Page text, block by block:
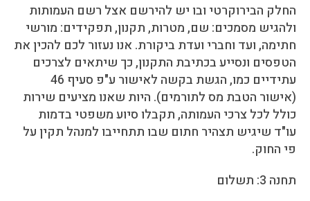
החלק הבירוקרטי ובו יש להירשם אצל רשם העמותות
ולהגיש מסמכים: שם, מטרות, תקנון, תפקידים: מורשי
חתימה, ועד וחברי ועדת ביקורת. אנו נעזור לכם להכין את
הטפסים ונסייע בכתיבת התקנון, כך שיתאים לצרכים
עתידיים כמו, הגשת בקשה לאישור ע"פ סעיף 46
(אישור הטבת מס לתורמים). היות שאנו מציעים שירות
כולל לכל צרכי העמותה, תקבלו סיוע משפטי בדמות
עו"ד שיגיש תצהיר חתום שבו תתחייבו למנהל תקין על
פי החוק.
תחנה 3: תשלום